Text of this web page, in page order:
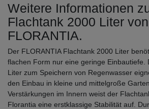
Weitere Informationen
Flachtank 2000 Liter von
FLORANTIA.
Der FLORANTIA Flachtank 2000 Liter
flachen Form nur eine geringe Einbautiefe.
Liter zum Speichern von Regenwasser
den Einbau in kleine und mittelgroße
Verstärkungen im Innern weist der
Florantia eine erstklassige Stabilität auf.